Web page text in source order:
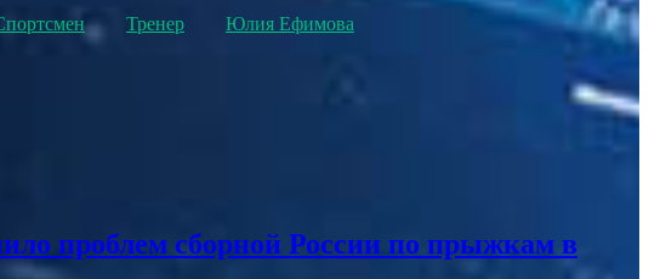
Тренер
Юлия Ефимова
проблем сборной России по прыжкам в